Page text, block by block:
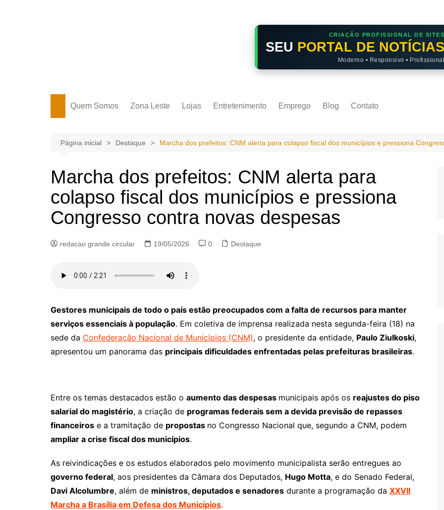
CRIAÇÃO PROFISSIONAL DE SITES
SEU PORTAL DE NOTÍCIAS
Moderno • Responsivo • Profissional
Quem Somos Zona Leste Lojas Entretenimento Emprego Blog Contato
Página inicial Destaque Marcha dos prefeitos: CNM alerta para colapso fiscal dos municípios e pressiona
Marcha dos prefeitos: CNM alerta para
colapso fiscal dos municípios e pressiona
Congresso contra novas despesas
redacao grande circular 19/05/2026 0 Destaque
Gestores municipais de todo o país estão preocupados com a falta de recursos para manter
serviços essenciais à população. Em coletiva de imprensa realizada nesta segunda-feira (18) na
sede da Confederação Nacional de Municípios (CNM), o presidente da entidade, Paulo Ziulkoski,
apresentou um panorama das principais dificuldades enfrentadas pelas prefeituras brasileiras.
Entre os temas destacados estão o aumento das despesas municipais após os reajustes do piso
salarial do magistério, a criação de programas federais sem a devida previsão de repasses
financeiros e a tramitação de propostas no Congresso Nacional que, segundo a CNM, podem
ampliar a crise fiscal dos municípios.
As reivindicações e os estudos elaborados pelo movimento municipalista serão entregues ao
governo federal, aos presidentes da Câmara dos Deputados, Hugo Motta, e do Senado Federal,
Davi Alcolumbre, além de ministros, deputados e senadores durante a programação da XXVII
Marcha a Brasília em Defesa dos Municípios.